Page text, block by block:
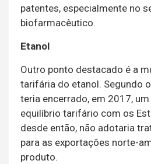
patentes, especialmente no
biofarmacêutico.
Etanol
Outro ponto destacado é a
tarifária do etanol. Segundo
teria encerrado, em 2017,
equilíbrio tarifário com os
desde então, não adotaria
para as exportações norte-
produto.